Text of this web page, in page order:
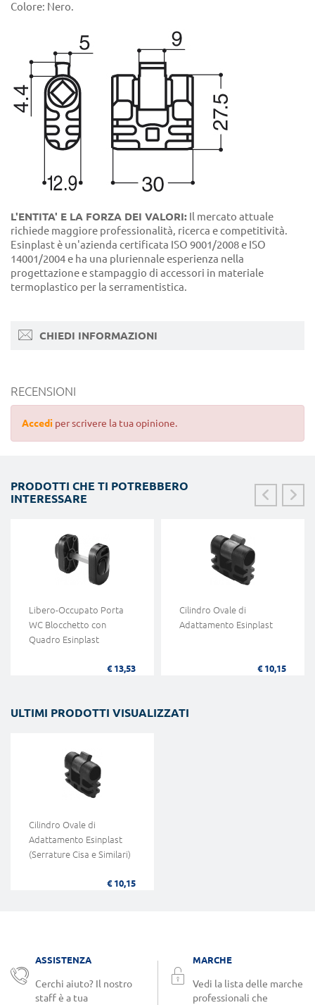
Colore: Nero.
L'ENTITA' E LA FORZA DEI VALORI: Il mercato attuale
richiede maggiore professionalità, ricerca e competitività.
Esinplast è un'azienda certificata ISO 9001/2008 e ISO
14001/2004 e ha una pluriennale esperienza nella
progettazione e stampaggio di accessori in materiale
termoplastico per la serramentistica.
CHIEDI INFORMAZIONI
RECENSIONI
Accedi per scrivere la tua opinione.
PRODOTTI CHE TI POTREBBERO
INTERESSARE
Libero-Occupato Porta
WC Blocchetto con
Quadro Esinplast
€ 13,53
Cilindro Ovale di
Adattamento Esinplast
€ 10,15
ULTIMI PRODOTTI VISUALIZZATI
Cilindro Ovale di
Adattamento Esinplast
(Serrature Cisa e Similari)
€ 10,15
ASSISTENZA
Cerchi aiuto? Il nostro
staff è a tua
MARCHE
Vedi la lista delle marche
professionali che